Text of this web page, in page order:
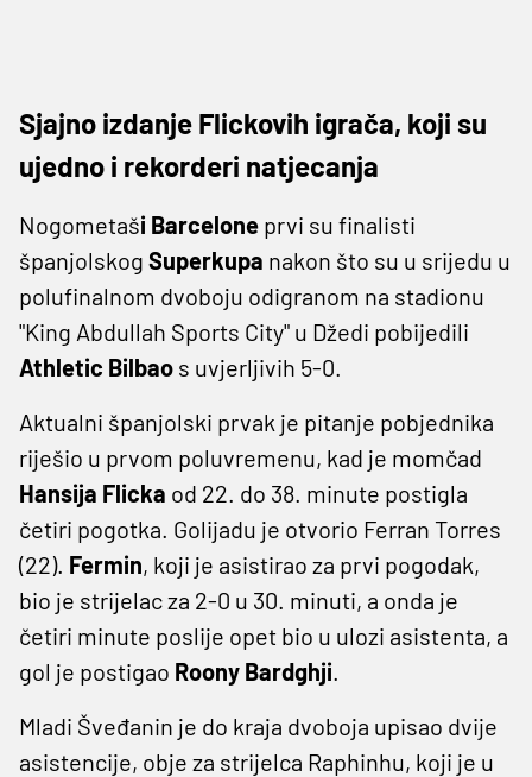
Sjajno izdanje Flickovih igrača, koji su
ujedno i rekorderi natjecanja
Nogometaši Barcelone prvi su finalisti
španjolskog Superkupa nakon što su u srijedu u
polufinalnom dvoboju odigranom na stadionu
"King Abdullah Sports City" u Džedi pobijedili
Athletic Bilbao s uvjerljivih 5-0.
Aktualni španjolski prvak je pitanje pobjednika
riješio u prvom poluvremenu, kad je momčad
Hansija Flicka od 22. do 38. minute postigla
četiri pogotka. Golijadu je otvorio Ferran Torres
(22). Fermin, koji je asistirao za prvi pogodak,
bio je strijelac za 2-0 u 30. minuti, a onda je
četiri minute poslije opet bio u ulozi asistenta, a
gol je postigao Roony Bardghji.
Mladi Šveđanin je do kraja dvoboja upisao dvije
asistencije, obje za strijelca Raphinhu, koji je u